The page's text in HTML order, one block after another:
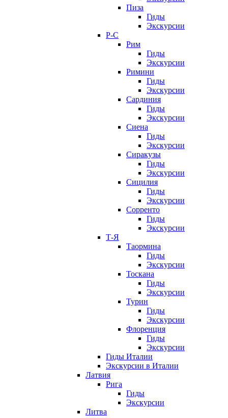
Пиза
Гиды
Экскурсии
Р-С
Рим
Гиды
Экскурсии
Римини
Гиды
Экскурсии
Сардиния
Гиды
Экскурсии
Сиена
Гиды
Экскурсии
Сиракузы
Гиды
Экскурсии
Сицилия
Гиды
Экскурсии
Сорренто
Гиды
Экскурсии
Т-Я
Таормина
Гиды
Экскурсии
Тоскана
Гиды
Экскурсии
Турин
Гиды
Экскурсии
Флоренция
Гиды
Экскурсии
Гиды Италии
Экскурсии в Италии
Латвия
Рига
Гиды
Экскурсии
Литва